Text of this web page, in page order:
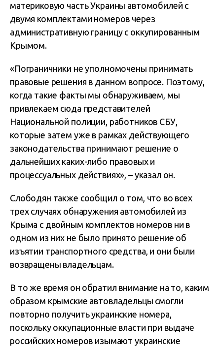
материковую часть Украины автомобилей с
двумя комплектами номеров через
административную границу с оккупированным
Крымом.
«Пограничники не уполномочены принимать
правовые решения в данном вопросе. Поэтому,
когда такие факты мы обнаруживаем, мы
привлекаем сюда представителей
Национальной полиции, работников СБУ,
которые затем уже в рамках действующего
законодательства принимают решение о
дальнейших каких-либо правовых и
процессуальных действиях», – указал он.
Слободян также сообщил о том, что во всех
трех случаях обнаружения автомобилей из
Крыма с двойным комплектов номеров ни в
одном из них не было принято решение об
изъятии транспортного средства, и они были
возвращены владельцам.
В то же время он обратил внимание на то, каким
образом крымские автовладельцы смогли
повторно получить украинские номера,
поскольку оккупационные власти при выдаче
российских номеров изымают украинские